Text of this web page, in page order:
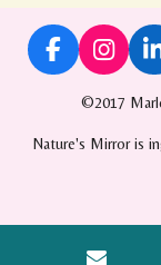
F
a
b
I
n
s
a
i
n
©2017
Nature's Mirror is